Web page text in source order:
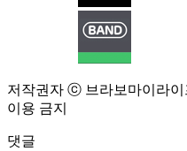
저작권자 ⓒ 브라보마이라
이용 금지
댓글